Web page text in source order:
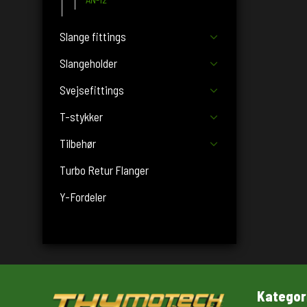
Slange fittings
Slangeholder
Svejsefittings
T-stykker
Tilbehør
Turbo Retur Flanger
Y-Fordeler